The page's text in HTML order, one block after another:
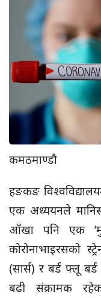
कमठमाण्डौ
हङकङ
एक अध्ययनले
आँखा पनि एक
कोरोनाभाइरसको
(सार्स) र बर्ड फ्लू
बढी संक्रामक